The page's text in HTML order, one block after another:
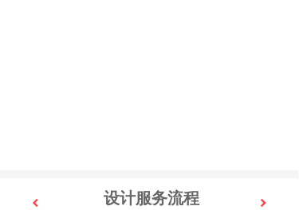
设计服务流程